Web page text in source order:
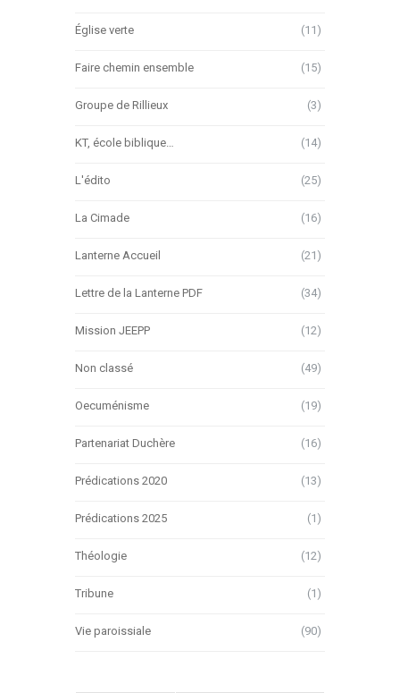
Église verte (11)
Faire chemin ensemble (15)
Groupe de Rillieux (3)
KT, école biblique… (14)
L'édito (25)
La Cimade (16)
Lanterne Accueil (21)
Lettre de la Lanterne PDF (34)
Mission JEEPP (12)
Non classé (49)
Oecuménisme (19)
Partenariat Duchère (16)
Prédications 2020 (13)
Prédications 2025 (1)
Théologie (12)
Tribune (1)
Vie paroissiale (90)